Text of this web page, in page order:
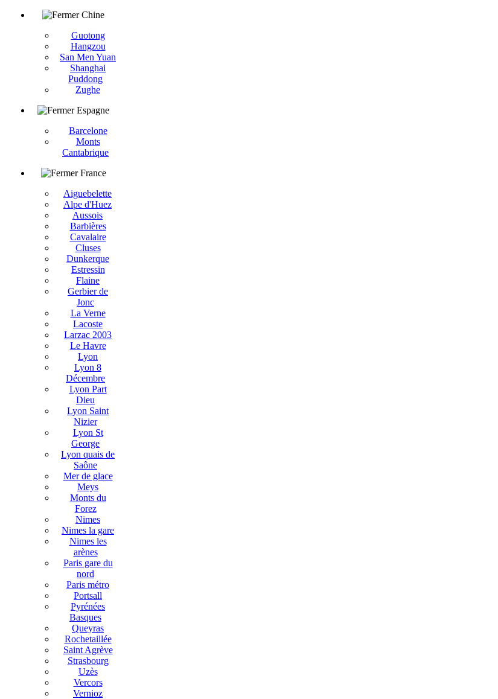
Chine
Guotong
Hangzou
San Men Yuan
Shanghai
Puddong
Zughe
Espagne
Barcelone
Monts
Cantabrique
France
Aiguebelette
Alpe d'Huez
Aussois
Barbières
Cavalaire
Cluses
Dunkerque
Estressin
Flaine
Gerbier de
Jonc
La Verne
Lacoste
Larzac 2003
Le Havre
Lyon
Lyon 8
Décembre
Lyon Part
Dieu
Lyon Saint
Nizier
Lyon St
George
Lyon quais de
Saône
Mer de glace
Meys
Monts du
Forez
Nimes
Nimes la gare
Nimes les
arènes
Paris gare du
nord
Paris métro
Portsall
Pyrénées
Basques
Queyras
Rochetaillée
Saint Agrève
Strasbourg
Uzès
Vercors
Vernioz